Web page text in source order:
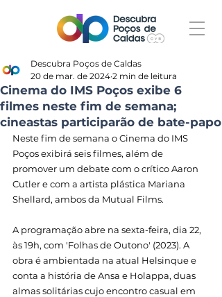
Cinema do IMS Poços exibe 6
filmes neste fim de semana;
cineastas participarão de bate-papo
Descubra Poços de Caldas
20 de mar. de 2024 2 min de leitura
Neste fim de semana o Cinema do IMS
Poços exibirá seis filmes, além de
promover um debate com o crítico Aaron
Cutler e com a artista plástica Mariana
Shellard, ambos da Mutual Films.
A programação abre na sexta-feira, dia 22,
às 19h, com 'Folhas de Outono' (2023). A
obra é ambientada na atual Helsinque e
conta a história de Ansa e Holappa, duas
almas solitárias cujo encontro casual em